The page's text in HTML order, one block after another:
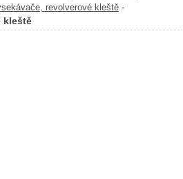
revolverové kleště -
kleště